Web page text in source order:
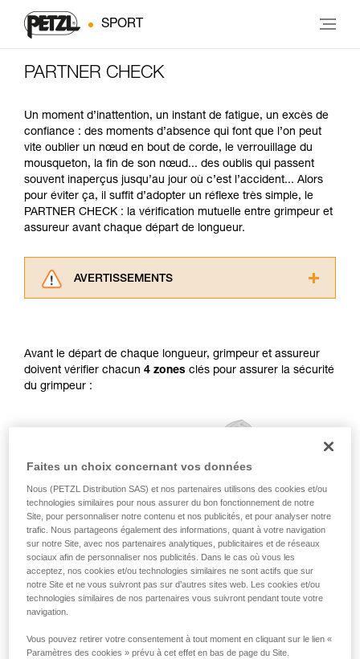
SPORT
PARTNER CHECK
Un moment d’inattention, un instant de fatigue, un excès de
confiance : des moments d’absence qui font que l’on peut
vite oublier un nœud en bout de corde, le verrouillage du
mousqueton, la fin de son nœud... des oublis qui passent
souvent inaperçus jusqu’au jour où c’est l’accident... Alors
pour éviter ça, il suffit d’adopter un réflexe très simple, le
PARTNER CHECK : la vérification mutuelle entre grimpeur et
assureur avant chaque départ de longueur.
AVERTISSEMENTS
informations de la notice technique pour
pouvoir comprendre ce complément
d’informations.
formation et un entraînement spécifique. Validez
de la reproduire en autonomie.
Nous donnons des exemples de techniques
liées à votre activité. Il peut en exister d’autres
que nous ne décrivons pas ici.
Avant le départ de chaque longueur, grimpeur et assureur
doivent vérifier chacun 4 zones clés pour assurer la sécurité
du grimpeur :
Faites un choix concernant vos données
Nous (PETZL Distribution SAS) et nos partenaires utilisons des cookies et/ou
technologies similaires pour nous assurer du bon fonctionnement de notre
Site, pour personnaliser notre contenu et nos publicités, et pour analyser notre
trafic. Nous partageons également des informations, quant à votre navigation
sur notre Site, avec nos partenaires analytiques, publicitaires et de réseaux
sociaux afin de personnaliser nos publicités. Dans le cas où vous les
acceptez, nos cookies et/ou technologies similaires ne sont actifs que sur
notre Site et ne vous suivront pas sur d’autres sites web. Les cookies et/ou
technologies similaires de nos partenaires vous suivront pendant toute votre
navigation.
Vous pouvez retirer votre consentement à tout moment en cliquant sur le lien «
Paramètres des cookies » prévu à cet effet en bas de page du Site.